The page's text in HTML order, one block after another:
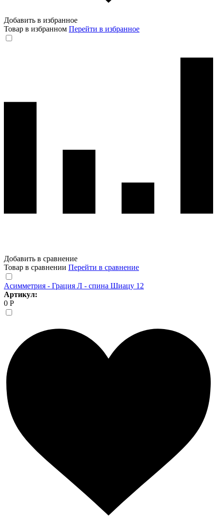
Добавить в избранное
Товар в избранном Перейти в избранное
Добавить в сравнение
Товар в сравнении Перейти в сравнение
Асимметрия - Грация Л - спина Шиацу 12
Артикул:
0 Р